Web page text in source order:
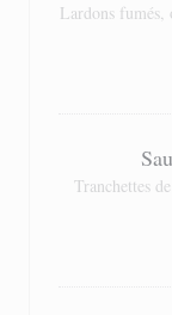
Lardons fumés,
Tranchettes